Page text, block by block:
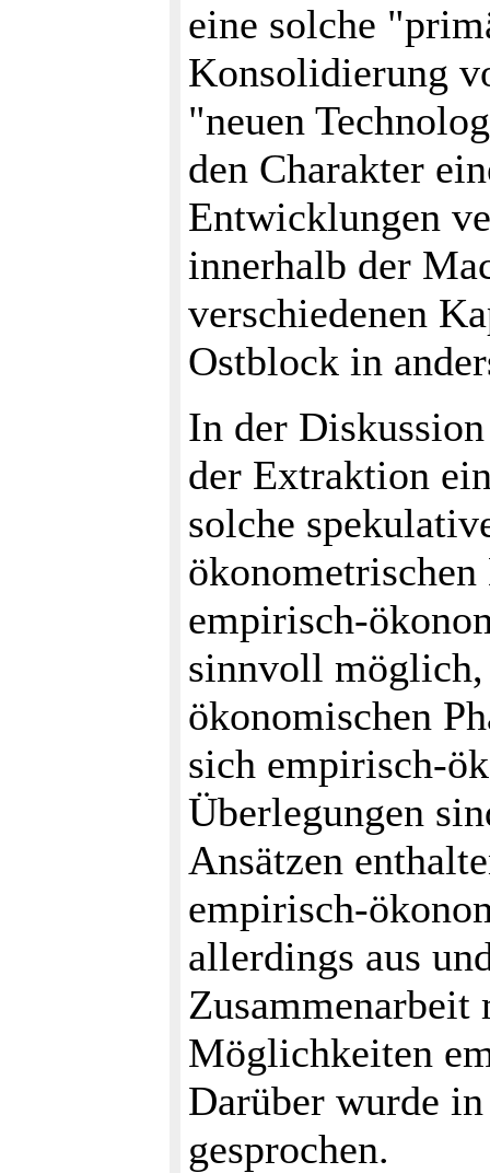
eine solche
Konsolidierung
"neuen
den Charakter
Entwicklungen
innerhalb der
verschiedenen
Ostblock in
In der
der Extraktion
solche
empirisch-
sinnvoll möglich,
ökonomischen
sich empirisch-
Überlegungen
Ansätzen
empirisch-
allerdings aus
Zusammenarbeit
Möglichkeiten
Darüber wurde
gesprochen.